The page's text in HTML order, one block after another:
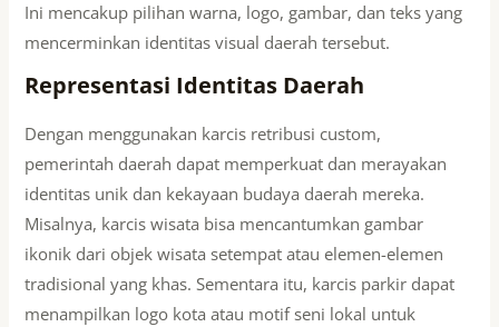
Ini mencakup pilihan warna, logo, gambar, dan teks yang
mencerminkan identitas visual daerah tersebut.
Representasi Identitas Daerah
Dengan menggunakan karcis retribusi custom,
pemerintah daerah dapat memperkuat dan merayakan
identitas unik dan kekayaan budaya daerah mereka.
Misalnya, karcis wisata bisa mencantumkan gambar
ikonik dari objek wisata setempat atau elemen-elemen
tradisional yang khas. Sementara itu, karcis parkir dapat
menampilkan logo kota atau motif seni lokal untuk